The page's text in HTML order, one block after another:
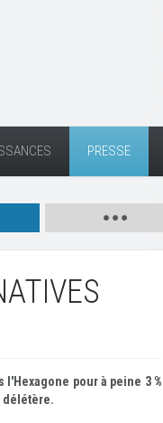
PRESSE
pour à peine 3 %
délétère.